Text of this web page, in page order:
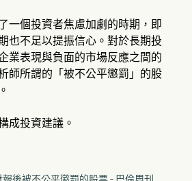
一個投資者焦慮加劇的時期，即
也不足以提振信心。對於長期投
業表現與負面的市場反應之間的
師所謂的「被不公平懲罰」的股
成投資建議。
報後被不公平懲罰的股票 - 巴倫周刊